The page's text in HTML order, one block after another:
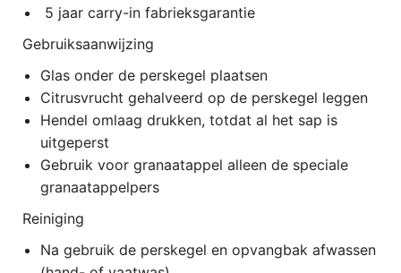
5 jaar carry-in fabrieksgarantie
Gebruiksaanwijzing
Glas onder de perskegel plaatsen
Citrusvrucht gehalveerd op de perskegel leggen
Hendel omlaag drukken, totdat al het sap is
uitgeperst
Gebruik voor granaatappel alleen de speciale
granaatappelpers
Reiniging
Na gebruik de perskegel en opvangbak afwassen